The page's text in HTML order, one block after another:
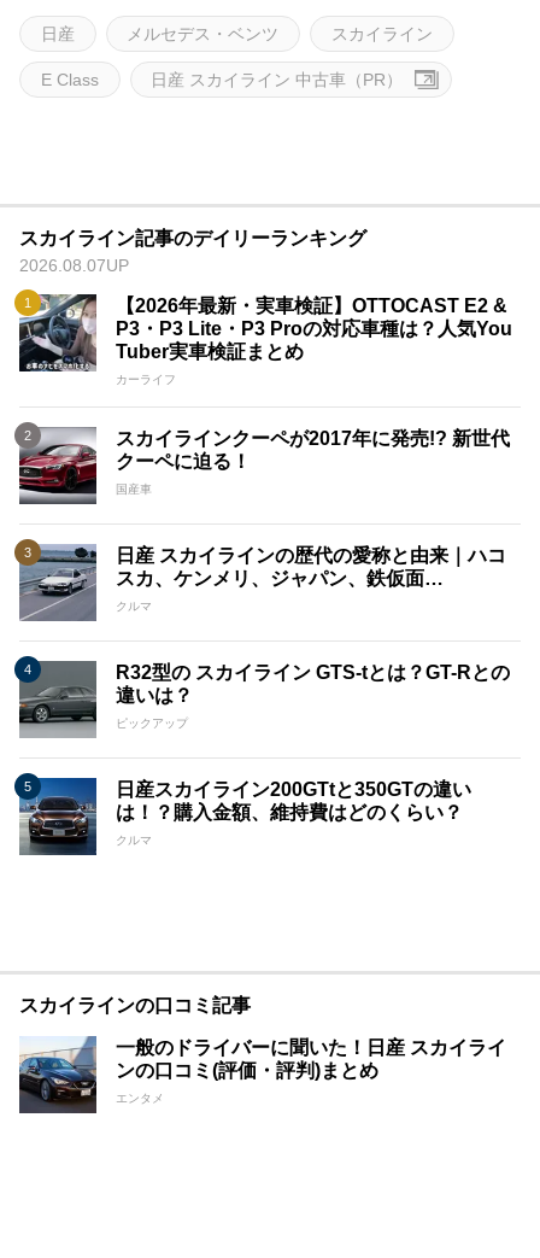
日産 メルセデス・ベンツ スカイライン
E Class 日産 スカイライン 中古車（PR）
スカイライン記事のデイリーランキング
2026.08.07UP
【2026年最新・実車検証】OTTOCAST E2 &
P3・P3 Lite・P3 Proの対応車種は？人気You
Tuber実車検証まとめ
カーライフ
スカイラインクーペが2017年に発売!? 新世代
クーペに迫る！
国産車
日産 スカイラインの歴代の愛称と由来｜ハコ
スカ、ケンメリ、ジャパン、鉄仮面…
クルマ
R32型の スカイライン GTS-tとは？GT-Rとの
違いは？
ピックアップ
日産スカイライン200GTtと350GTの違い
は！？購入金額、維持費はどのくらい？
クルマ
スカイラインの口コミ記事
一般のドライバーに聞いた！日産 スカイライ
ンの口コミ(評価・評判)まとめ
エンタメ